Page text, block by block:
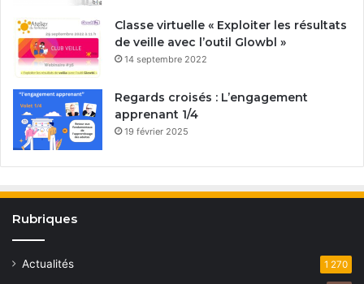
Classe virtuelle « Exploiter les résultats
de veille avec l’outil Glowbl »
14 septembre 2022
Regards croisés : L’engagement
apprenant 1/4
19 février 2025
Rubriques
Actualités 1 270